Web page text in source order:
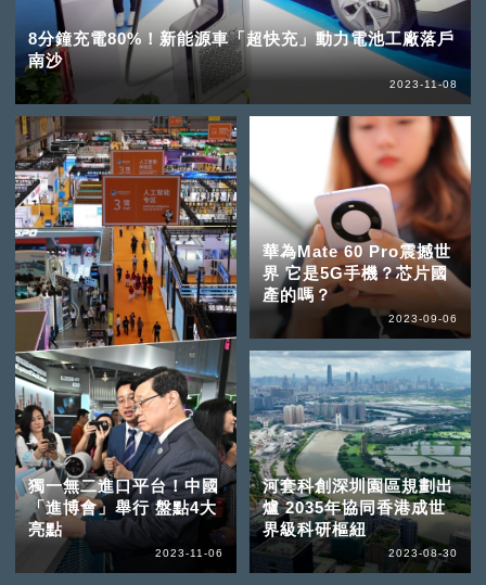
8分鐘充電80%！新能源車「超快充」動力電池工廠落戶
南沙
2023-11-08
獨一無二進口平台！中國
「進博會」舉行 盤點4大
亮點
2023-11-06
華為Mate 60 Pro震撼世
界 它是5G手機？芯片國
產的嗎？
2023-09-06
河套科創深圳園區規劃出
爐 2035年協同香港成世
界級科研樞紐
2023-08-30